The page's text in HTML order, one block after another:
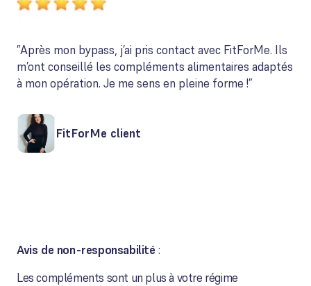
”Après mon bypass, j’ai pris contact avec FitForMe. Ils
m’ont conseillé les compléments alimentaires adaptés
à mon opération. Je me sens en pleine forme !”
FitForMe client
Avis de non-responsabilité:
Les compléments sont un plus à votre régime